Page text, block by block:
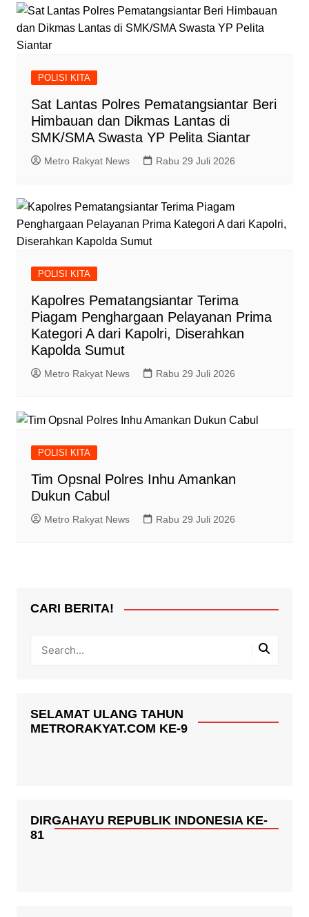
POLISI KITA
Sat Lantas Polres Pematangsiantar Beri
Himbauan dan Dikmas Lantas di
SMK/SMA Swasta YP Pelita Siantar
Metro Rakyat News Rabu 29 Juli 2026
POLISI KITA
Kapolres Pematangsiantar Terima
Piagam Penghargaan Pelayanan Prima
Kategori A dari Kapolri, Diserahkan
Kapolda Sumut
Metro Rakyat News Rabu 29 Juli 2026
POLISI KITA
Tim Opsnal Polres Inhu Amankan
Dukun Cabul
Metro Rakyat News Rabu 29 Juli 2026
CARI BERITA!
SELAMAT ULANG TAHUN
METRORAKYAT.COM KE-9
DIRGAHAYU REPUBLIK INDONESIA KE-
81